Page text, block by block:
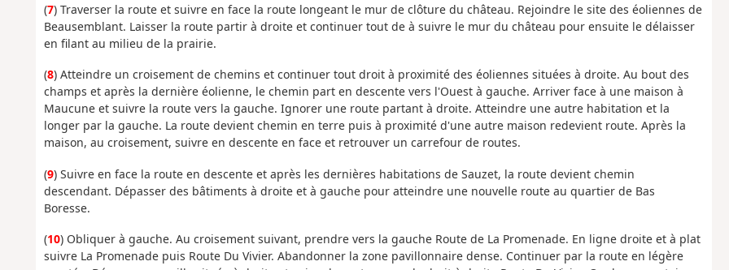
(7) Traverser la route et suivre en face la route longeant le mur de clôture du château. Rejoindre le site des éoliennes de
Beausemblant. Laisser la route partir à droite et continuer tout de à suivre le mur du château pour ensuite le délaisser
en filant au milieu de la prairie.
(8) Atteindre un croisement de chemins et continuer tout droit à proximité des éoliennes situées à droite. Au bout des
champs et après la dernière éolienne, le chemin part en descente vers l'Ouest à gauche. Arriver face à une maison à
Maucune et suivre la route vers la gauche. Ignorer une route partant à droite. Atteindre une autre habitation et la
longer par la gauche. La route devient chemin en terre puis à proximité d'une autre maison redevient route. Après la
maison, au croisement, suivre en descente en face et retrouver un carrefour de routes.
(9) Suivre en face la route en descente et après les dernières habitations de Sauzet, la route devient chemin
descendant. Dépasser des bâtiments à droite et à gauche pour atteindre une nouvelle route au quartier de Bas
Boresse.
(10) Obliquer à gauche. Au croisement suivant, prendre vers la gauche Route de La Promenade. En ligne droite et à plat
suivre La Promenade puis Route Du Vivier. Abandonner la zone pavillonnaire dense. Continuer par la route en légère